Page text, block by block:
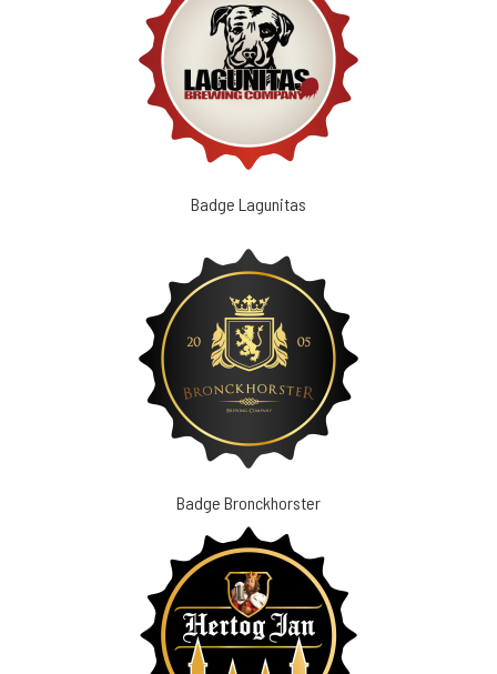
Badge Lagunitas
Badge Bronckhorster